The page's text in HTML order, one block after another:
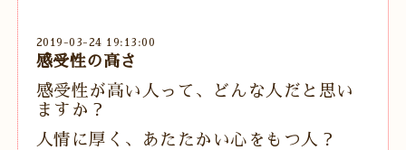
2019-03-24 19:13:00
感受性の高さ
感受性が高い人って、どんな人だと思い
ますか？
人情に厚く、あたたかい心をもつ人？